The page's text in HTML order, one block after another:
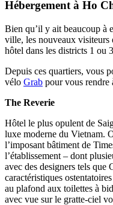
Hébergement à Ho
Bien qu’il y ait beaucoup à
ville, les nouveaux visiteurs
hôtel dans les districts 1 ou
Depuis ces quartiers, vous
vélo Grab pour vous rendre
The Reverie
Hôtel le plus opulent de
luxe moderne du Vietnam.
l’imposant bâtiment de
l’établissement – dont
avec des designers tels que
caractéristiques
au plafond aux toilettes à
avec vue sur le gratte-ciel